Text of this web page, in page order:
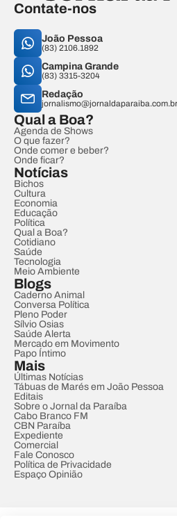
Contate-nos
João Pessoa
(83) 2106.1892
Campina Grande
(83) 3315-3204
Redação
jornalismo@jornaldaparaiba.com.br
Qual a Boa?
Agenda de Shows
O que fazer?
Onde comer e beber?
Onde ficar?
Notícias
Bichos
Cultura
Economia
Educação
Política
Qual a Boa?
Cotidiano
Saúde
Tecnologia
Meio Ambiente
Blogs
Caderno Animal
Conversa Política
Pleno Poder
Sílvio Osias
Saúde Alerta
Mercado em Movimento
Papo Íntimo
Mais
Últimas Notícias
Tábuas de Marés em João Pessoa
Editais
Sobre o Jornal da Paraíba
Cabo Branco FM
CBN Paraíba
Expediente
Comercial
Fale Conosco
Política de Privacidade
Espaço Opinião